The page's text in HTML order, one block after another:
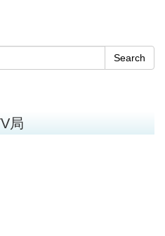
Search
局